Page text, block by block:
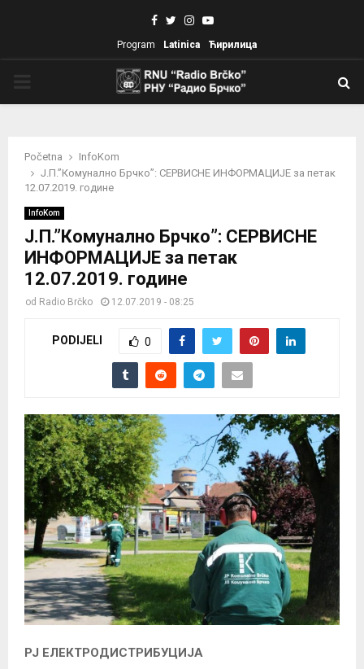
Facebook
TwitterInstagram
Youtube
Program Latinica Ћирилица
Početna
InfoKom
Ј.П.”Комунално Брчко”: СЕРВИСНЕ ИНФОРМАЦИЈЕ за петак
12.07.2019. године
InfoKom
Ј.П.”Комунално Брчко”: СЕРВИСНЕ
ИНФОРМАЦИЈЕ за петак
12.07.2019. године
od Radio Brčko 12.07.2019 - 08:25
PODIJELI 0
РЈ ЕЛЕКТРОДИСТРИБУЦИЈА